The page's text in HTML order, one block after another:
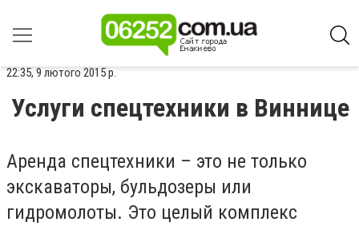
22:35, 9 лютого 2015 р.
Услуги спецтехники в Виннице
Аренда спецтехники – это не только
экскаваторы, бульдозеры или
гидромолоты. Это целый комплекс